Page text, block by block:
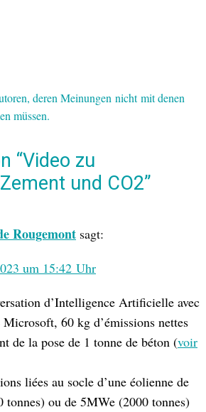
deren Meinungen nicht mit denen
müssen.
“Video zu
und CO2”
Rougemont sagt:
um 15:42 Uhr
d’Intelligence Artificielle avec
60 kg d’émissions nettes
de la pose de 1 tonne de béton (voir
liées au socle d’une éolienne de
tonnes) ou de 5MWe (2000 tonnes)